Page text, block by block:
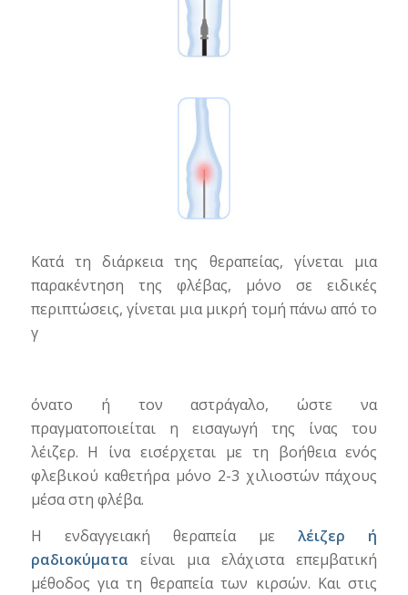
Κατά τη διάρκεια της θεραπείας, γίνεται μια
παρακέντηση της φλέβας, μόνο σε ειδικές
περιπτώσεις, γίνεται μια μικρή τομή πάνω από το
γ
όνατο ή τον αστράγαλο, ώστε να
πραγματοποιείται η εισαγωγή της ίνας του
λέιζερ. Η ίνα εισέρχεται με τη βοήθεια ενός
φλεβικού καθετήρα μόνο 2-3 χιλιοστών πάχους
μέσα στη φλέβα.
Η ενδαγγειακή θεραπεία μελέιζερ ή
ραδιοκύματα είναι μια ελάχιστα επεμβατική
μέθοδος για τη θεραπεία των κιρσών. Και στις